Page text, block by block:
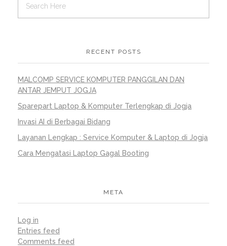
RECENT POSTS
MALCOMP SERVICE KOMPUTER PANGGILAN DAN
ANTAR JEMPUT JOGJA
Sparepart Laptop & Komputer Terlengkap di Jogja
Invasi AI di Berbagai Bidang
Layanan Lengkap : Service Komputer & Laptop di Jogja
Cara Mengatasi Laptop Gagal Booting
META
Log in
Entries feed
Comments feed